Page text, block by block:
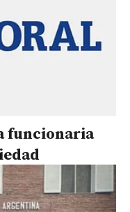
funcionaria